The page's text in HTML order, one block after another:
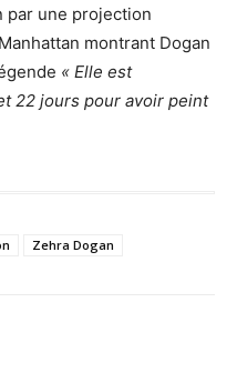
par une projection
montrant Dogan
« Elle est
22 jours pour avoir peint
Zehra Dogan